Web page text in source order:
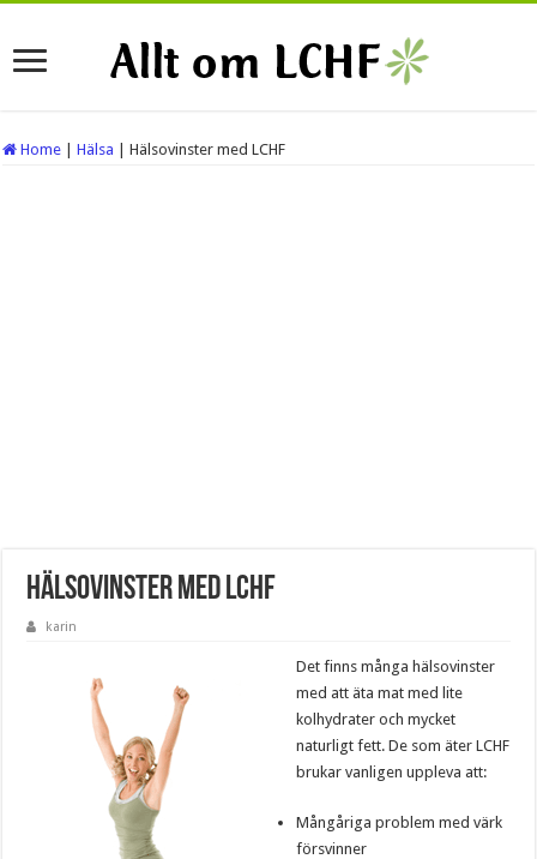
Home Hälsa Hälsovinster med LCHF
Hälsovinster med LCHF
karin
Det finns många hälsovinster
med att äta mat med lite
kolhydrater och mycket
naturligt fett. De som äter LCHF
brukar vanligen uppleva att:
Mångåriga problem med värk
försvinner